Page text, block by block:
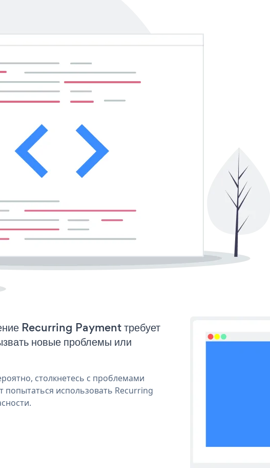
Recurring Payment требует
новые проблемы или
столкнетесь с проблемами
попытаться использовать Recurring